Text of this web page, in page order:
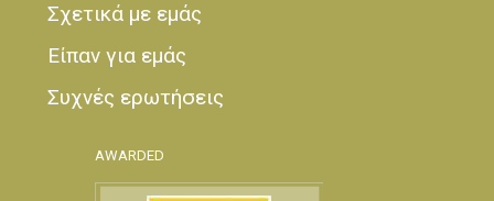
Σχετικά με εμάς
Είπαν για εμάς
Συχνές ερωτήσεις
AWARDED